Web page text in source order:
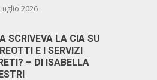
2026
SCRIVEVA LA CIA SU
E I SERVIZI
– DI ISABELLA